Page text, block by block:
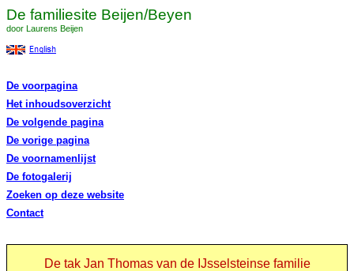
De familiesite Beijen/Beyen
door Laurens Beijen
De voorpagina
Het inhoudsoverzicht
De volgende pagina
De vorige pagina
De voornamenlijst
De fotogalerij
Zoeken op deze website
Contact
De tak Jan Thomas van de IJsselsteinse familie